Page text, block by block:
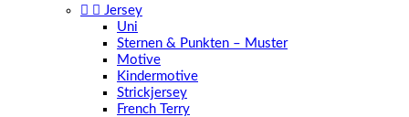
  Jersey
Uni
Sternen & Punkten – Muster
Motive
Kindermotive
Strickjersey
French Terry